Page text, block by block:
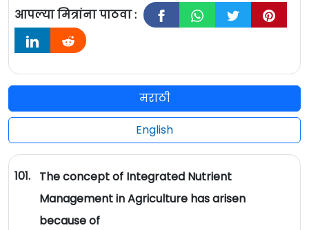
आपल्या मित्रांना पाठवा :
मराठी
English
101.
The concept of Integrated Nutrient
Management in Agriculture has arisen
because of